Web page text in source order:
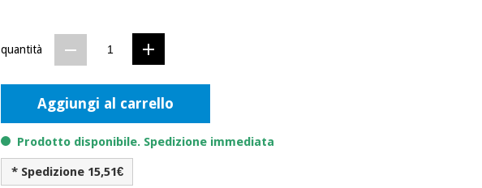
quantità
Aggiungi al carrello
Prodotto disponibile. Spedizione immediata
* Spedizione 15,51€